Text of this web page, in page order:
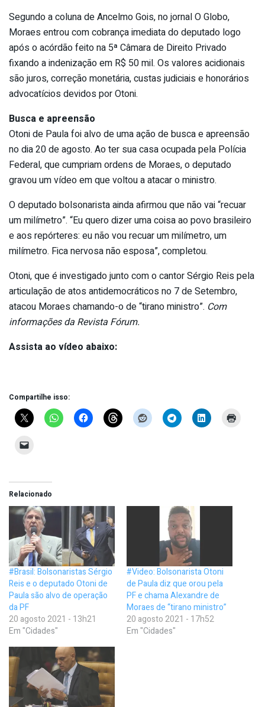
Segundo a coluna de Ancelmo Gois, no jornal O Globo,
Moraes entrou com cobrança imediata do deputado logo
após o acórdão feito na 5ª Câmara de Direito Privado
fixando a indenização em R$ 50 mil. Os valores acidionais
são juros, correção monetária, custas judiciais e honorários
advocatícios devidos por Otoni.
Busca e apreensão
Otoni de Paula foi alvo de uma ação de busca e apreensão
no dia 20 de agosto. Ao ter sua casa ocupada pela Polícia
Federal, que cumpriam ordens de Moraes, o deputado
gravou um vídeo em que voltou a atacar o ministro.
O deputado bolsonarista ainda afirmou que não vai “recuar
um milímetro”. “Eu quero dizer uma coisa ao povo brasileiro
e aos repórteres: eu não vou recuar um milímetro, um
milímetro. Fica nervosa não esposa”, completou.
Otoni, que é investigado junto com o cantor Sérgio Reis pela
articulação de atos antidemocráticos no 7 de Setembro,
atacou Moraes chamando-o de “tirano ministro”. Com
informações da Revista Fórum.
Assista ao vídeo abaixo:
Compartilhe isso:
Relacionado
#Brasil: Bolsonaristas Sérgio
Reis e o deputado Otoni de
Paula são alvo de operação
da PF
20 agosto 2021 - 13h21
Em "Cidades"
#Video: Bolsonarista Otoni
de Paula diz que orou pela
PF e chama Alexandre de
Moraes de “tirano ministro”
20 agosto 2021 - 17h52
Em "Cidades"